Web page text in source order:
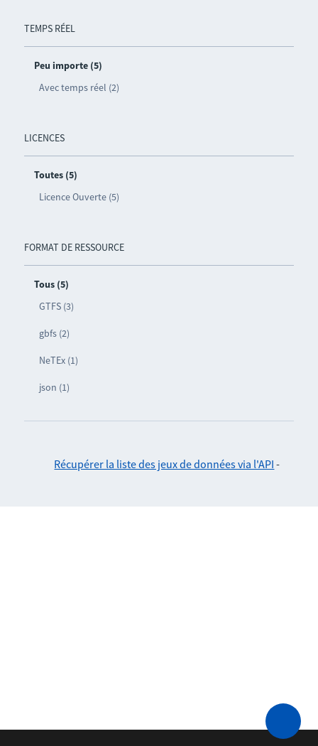
TEMPS RÉEL
Peu importe (5)
Avec temps réel (2)
LICENCES
Toutes (5)
Licence Ouverte (5)
FORMAT DE RESSOURCE
Tous (5)
GTFS (3)
gbfs (2)
NeTEx (1)
json (1)
Récupérer la liste des jeux de données via l'API -